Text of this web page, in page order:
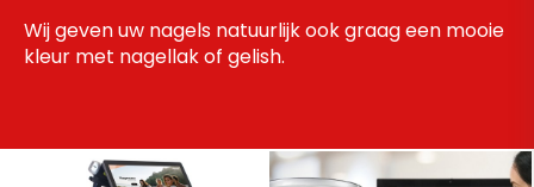
Wij geven uw nagels natuurlijk ook graag een mooie
kleur met nagellak of gelish.